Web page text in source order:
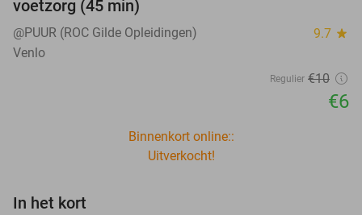
voetzorg (45 min)
@PUUR (ROC Gilde Opleidingen) 9.7 star
Venlo
Regulier €10
€6
Binnenkort online::
Uitverkocht!
In het kort